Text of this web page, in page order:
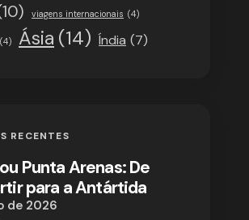
viagens internacionais (4)
(4) Ásia (14) Índia (7)
RECENTES
Punta Arenas: De
para a Antártida
de 2026